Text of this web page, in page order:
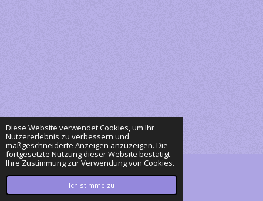
Diese Website verwendet Cookies, um Ihr
Nutzererlebnis zu verbessern und
maßgeschneiderte Anzeigen anzuzeigen. Die
fortgesetzte Nutzung dieser Website bestätigt
Ihre Zustimmung zur Verwendung von Cookies.
Ich stimme zu
Mit Unterstützung von Webador